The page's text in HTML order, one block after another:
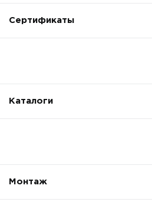
Сертификаты
Каталоги
Монтаж